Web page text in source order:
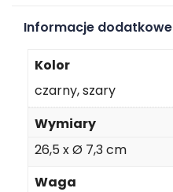
Informacje dodatkowe
Kolor
czarny, szary
Wymiary
26,5 x Ø 7,3 cm
Waga